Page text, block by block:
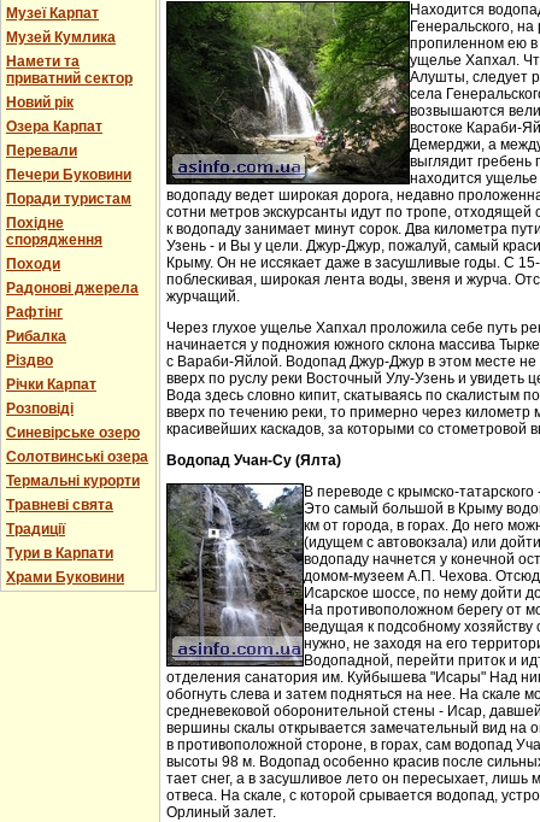
Музеї Карпат
Музей Кумлика
Намети та
приватний сектор
Новий рік
Озера Карпат
Перевали
Печери Буковини
Поради туристам
Похідне
спорядження
Походи
Радонові джерела
Рафтінг
Рибалка
Різдво
Річки Карпат
Розповіді
Синевірське озеро
Солотвинські озера
Термальні курорти
Травневі свята
Традиції
Тури в Карпати
Храми Буковини
Находится
Генеральского,
пропиленном ею в
ущелье Хапхал.
Алушты, следует
села
возвышаются
востоке Караби-
Демерджи, а
выглядит гребень
находится
водопаду ведет широкая дорога, недавно
сотни метров экскурсанты идут по тропе, отходящей
к водопаду занимает минут сорок. Два километра
Узень - и Вы у цели. Джур-Джур, пожалуй, самый
Крыму. Он не иссякает даже в засушливые годы. С
поблескивая, широкая лента воды, звеня и журча.
журчащий.
Через глухое ущелье Хапхал проложила себе путь
начинается у подножия южного склона массива
с Вараби-Яйлой. Водопад Джур-Джур в этом месте
вверх по руслу реки Восточный Улу-Узень и увидеть
Вода здесь словно кипит, скатываясь по скалистым
вверх по течению реки, то примерно через километр
красивейших каскадов, за которыми со стометровой
Водопад Учан-Су (Ялта)
В переводе с крымско-
Это самый большой в Крыму
км от города, в горах. До него
(идущем с автовокзала) или
водопаду начнется у конечной
домом-музеем А.П. Чехова.
Исарское шоссе, по нему дойти
На противоположном берегу от
ведущая к подсобному
нужно, не заходя на его
Водопадной, перейти приток и
отделения санатория им. Куйбышева "Исары" Над
обогнуть слева и затем подняться на нее. На скале
средневековой оборонительной стены - Исар,
вершины скалы открывается замечательный вид на
в противоположной стороне, в горах, сам водопад
высоты 98 м. Водопад особенно красив после
тает снег, а в засушливое лето он пересыхает, лишь
отвеса. На скале, с которой срывается водопад,
Орлиный залет.